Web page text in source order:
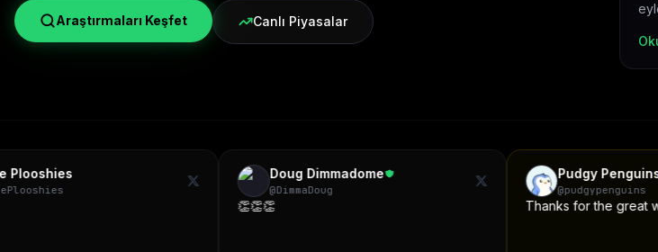
Araştırmaları Keşfet Canlı Piyasalar
Doug Dimmadome
DimmaDoug
Pudgy Penguins
pudgypenguins
Thanks for the great write-up! 🐧